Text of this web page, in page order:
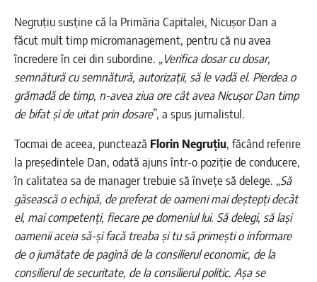
Negruțiu susține că la Primăria Capitalei, Nicușor Dan a
făcut mult timp micromanagement, pentru că nu avea
încredere în cei din subordine. „Verifica dosar cu dosar,
semnătură cu semnătură, autorizații, să le vadă el. Pierdea o
grămadă de timp, n-avea ziua ore cât avea Nicușor Dan timp
de bifat și de uitat prin dosare”, a spus jurnalistul.
Tocmai de aceea, punctează Florin Negruțiu, făcând referire
la președintele Dan, odată ajuns într-o poziție de conducere,
în calitatea sa de manager trebuie să învețe să delege. „Să
găsească o echipă, de preferat de oameni mai deștepți decât
el, mai competenți, fiecare pe domeniul lui. Să delegi, să lași
oamenii aceia să-și facă treaba și tu să primești o informare
de o jumătate de pagină de la consilierul economic, de la
consilierul de securitate, de la consilierul politic. Așa se